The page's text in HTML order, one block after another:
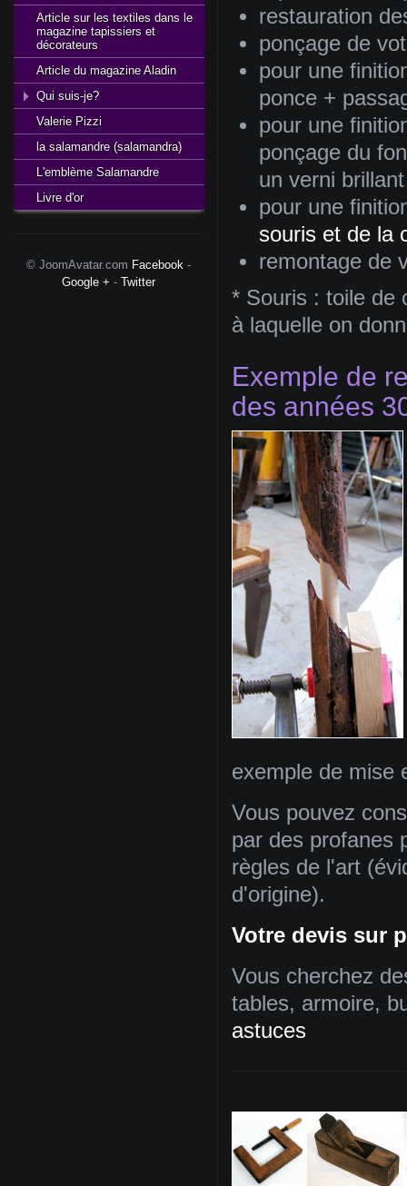
restauration
ponçage de
pour une
ponce +
pour une
ponçage du
un verni brillant
pour une
souris et de la
remontage de
* Souris : toile de
à laquelle on
Exemple de
des années
exemple de mise
Vous pouvez
par des profanes
règles de l'art
d'origine).
Votre devis sur
Vous cherchez
tables, armoire,
astuces
Article sur les textiles dans le
magazine tapissiers et
décorateurs
Article du magazine Aladin
Qui suis-je?
Valerie Pizzi
la salamandre (salamandra)
L'emblème Salamandre
Livre d'or
© JoomAvatar.com Facebook -
Google +-Twitter